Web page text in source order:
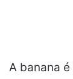
A banana